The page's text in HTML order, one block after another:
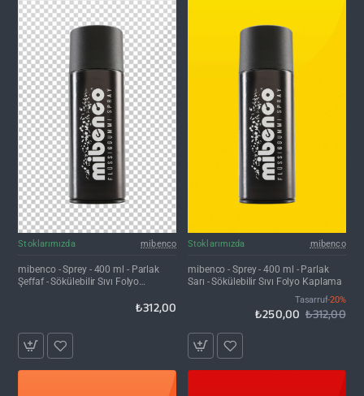
Stoklarımızda mibenco
mibenco - Sprey - 400 ml - Parlak
Şeffaf - Sökülebilir Sıvı Folyo
₺312,00
İNDIRIM'DE
Stoklarımızda mibenco
mibenco - Sprey - 400 ml - Parlak
Sarı - Sökülebilir Sıvı Folyo Kaplama
Tasarruf-20%
₺250,00 ₺312,00